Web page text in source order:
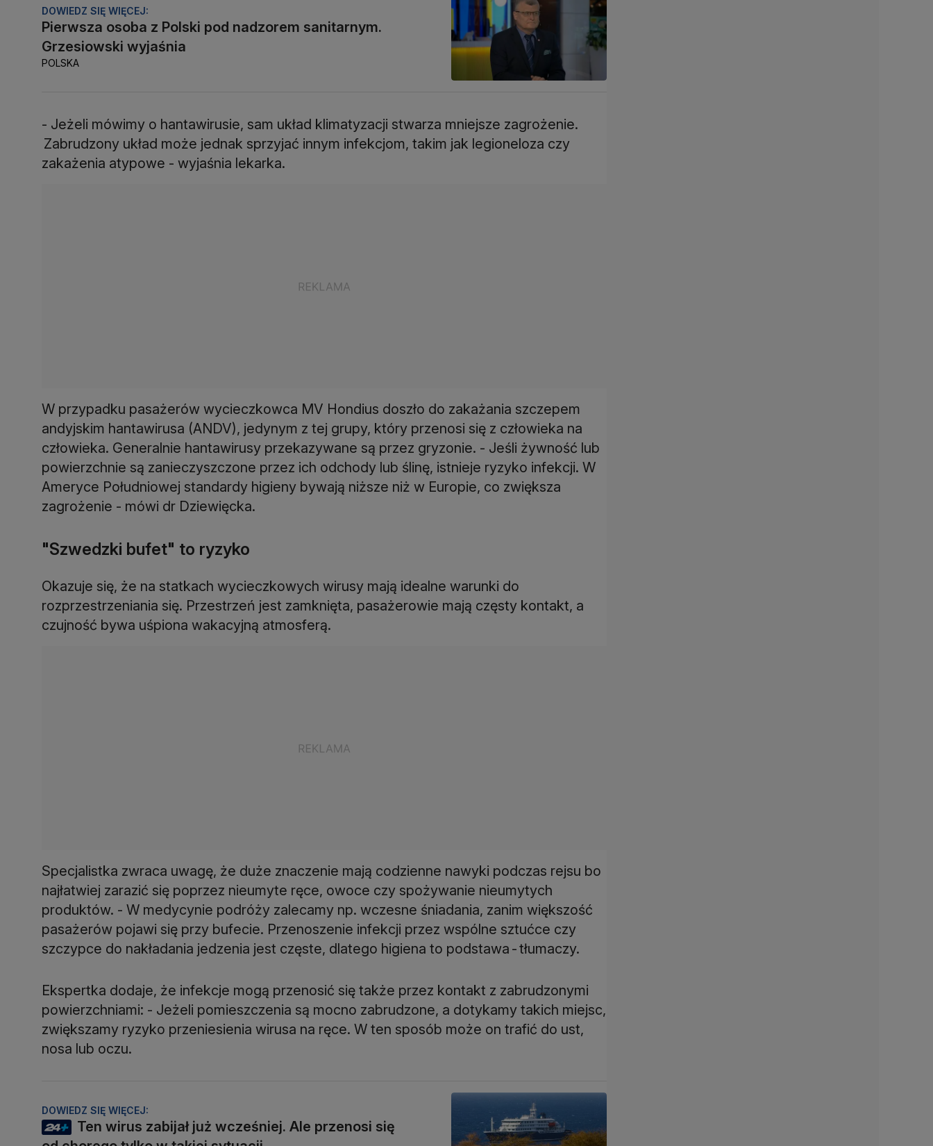
DOWIEDZ SIĘ WIĘCEJ:
Pierwsza osoba z Polski pod nadzorem sanitarnym.
Grzesiowski wyjaśnia
POLSKA
- Jeżeli mówimy o hantawirusie, sam układ klimatyzacji stwarza mniejsze zagrożenie.
Zabrudzony układ może jednak sprzyjać innym infekcjom, takim jak legioneloza czy
zakażenia atypowe - wyjaśnia lekarka.
W przypadku pasażerów wycieczkowca MV Hondius doszło do zakażania szczepem
andyjskim hantawirusa (ANDV), jedynym z tej grupy, który przenosi się z człowieka na
człowieka. Generalnie hantawirusy przekazywane są przez gryzonie. - Jeśli żywność lub
powierzchnie są zanieczyszczone przez ich odchody lub ślinę, istnieje ryzyko infekcji. W
Ameryce Południowej standardy higieny bywają niższe niż w Europie, co zwiększa
zagrożenie - mówi dr Dziewięcka.
"Szwedzki bufet" to ryzyko
Okazuje się, że na statkach wycieczkowych wirusy mają idealne warunki do
rozprzestrzeniania się. Przestrzeń jest zamknięta, pasażerowie mają częsty kontakt, a
czujność bywa uśpiona wakacyjną atmosferą.
Specjalistka zwraca uwagę, że duże znaczenie mają codzienne nawyki podczas rejsu bo
najłatwiej zarazić się poprzez nieumyte ręce, owoce czy spożywanie nieumytych
produktów. - W medycynie podróży zalecamy np. wczesne śniadania, zanim większość
pasażerów pojawi się przy bufecie. Przenoszenie infekcji przez wspólne sztućce czy
szczypce do nakładania jedzenia jest częste, dlatego higiena to podstawa - tłumaczy.
Ekspertka dodaje, że infekcje mogą przenosić się także przez kontakt z zabrudzonymi
powierzchniami: - Jeżeli pomieszczenia są mocno zabrudzone, a dotykamy takich miejsc,
zwiększamy ryzyko przeniesienia wirusa na ręce. W ten sposób może on trafić do ust,
nosa lub oczu.
DOWIEDZ SIĘ WIĘCEJ:
Ten wirus zabijał już wcześniej. Ale przenosi się